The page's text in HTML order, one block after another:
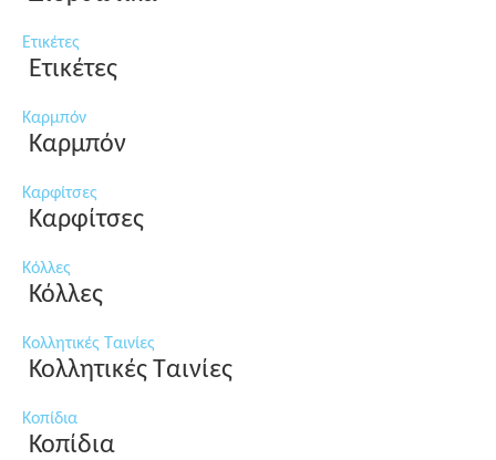
Ετικέτες
Ετικέτες
Καρμπόν
Καρμπόν
Καρφίτσες
Καρφίτσες
Κόλλες
Κόλλες
Κολλητικές Ταινίες
Κολλητικές Ταινίες
Κοπίδια
Κοπίδια